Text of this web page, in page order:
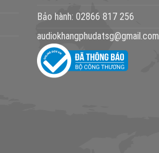
Bảo hành: 02866 817 256
audiokhangphudatsg@gmail.com